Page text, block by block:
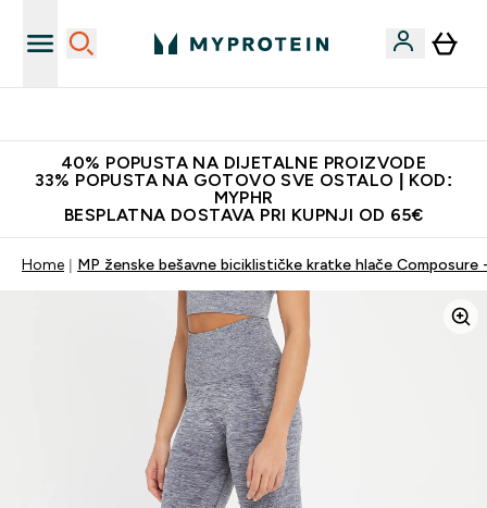
40% POPUSTA NA DIJETALNE PROIZVODE
33% POPUSTA NA GOTOVO SVE OSTALO | KOD:
MYPHR
BESPLATNA DOSTAVA PRI KUPNJI OD 65€
Home MP ženske bešavne biciklističke kratke hlače Composure